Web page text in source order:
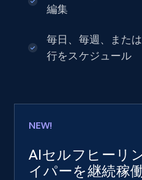
編集
毎日、毎週、また
行をスケジュール
NEW!
AIセルフヒーリ
イパーを継続稼